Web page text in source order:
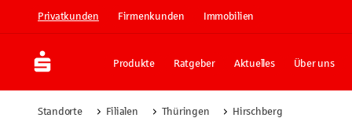
Privatkunden Firmenkunden Immobilien
Produkte Ratgeber Aktuelles Über uns
Standorte Filialen Thüringen Hirschberg